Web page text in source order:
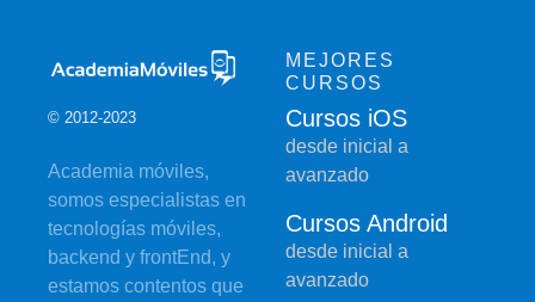
© 2012-2023
Academia móviles,
somos especialistas en
tecnologías móviles,
backend y frontEnd, y
estamos contentos que
MEJORES
CURSOS
Cursos iOS
desde inicial a
avanzado
Cursos Android
desde inicial a
avanzado